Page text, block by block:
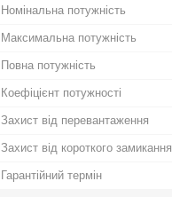
Номінальна потужність
Максимальна потужність
Повна потужність
Коефіцієнт потужності
Захист від перевантаження
Захист від короткого замикання
Гарантійний термін